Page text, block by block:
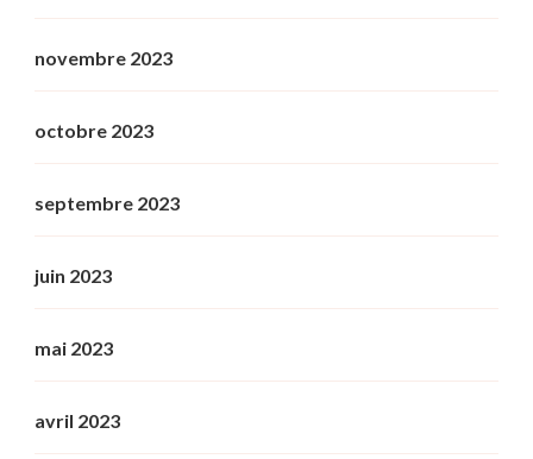
novembre 2023
octobre 2023
septembre 2023
juin 2023
mai 2023
avril 2023